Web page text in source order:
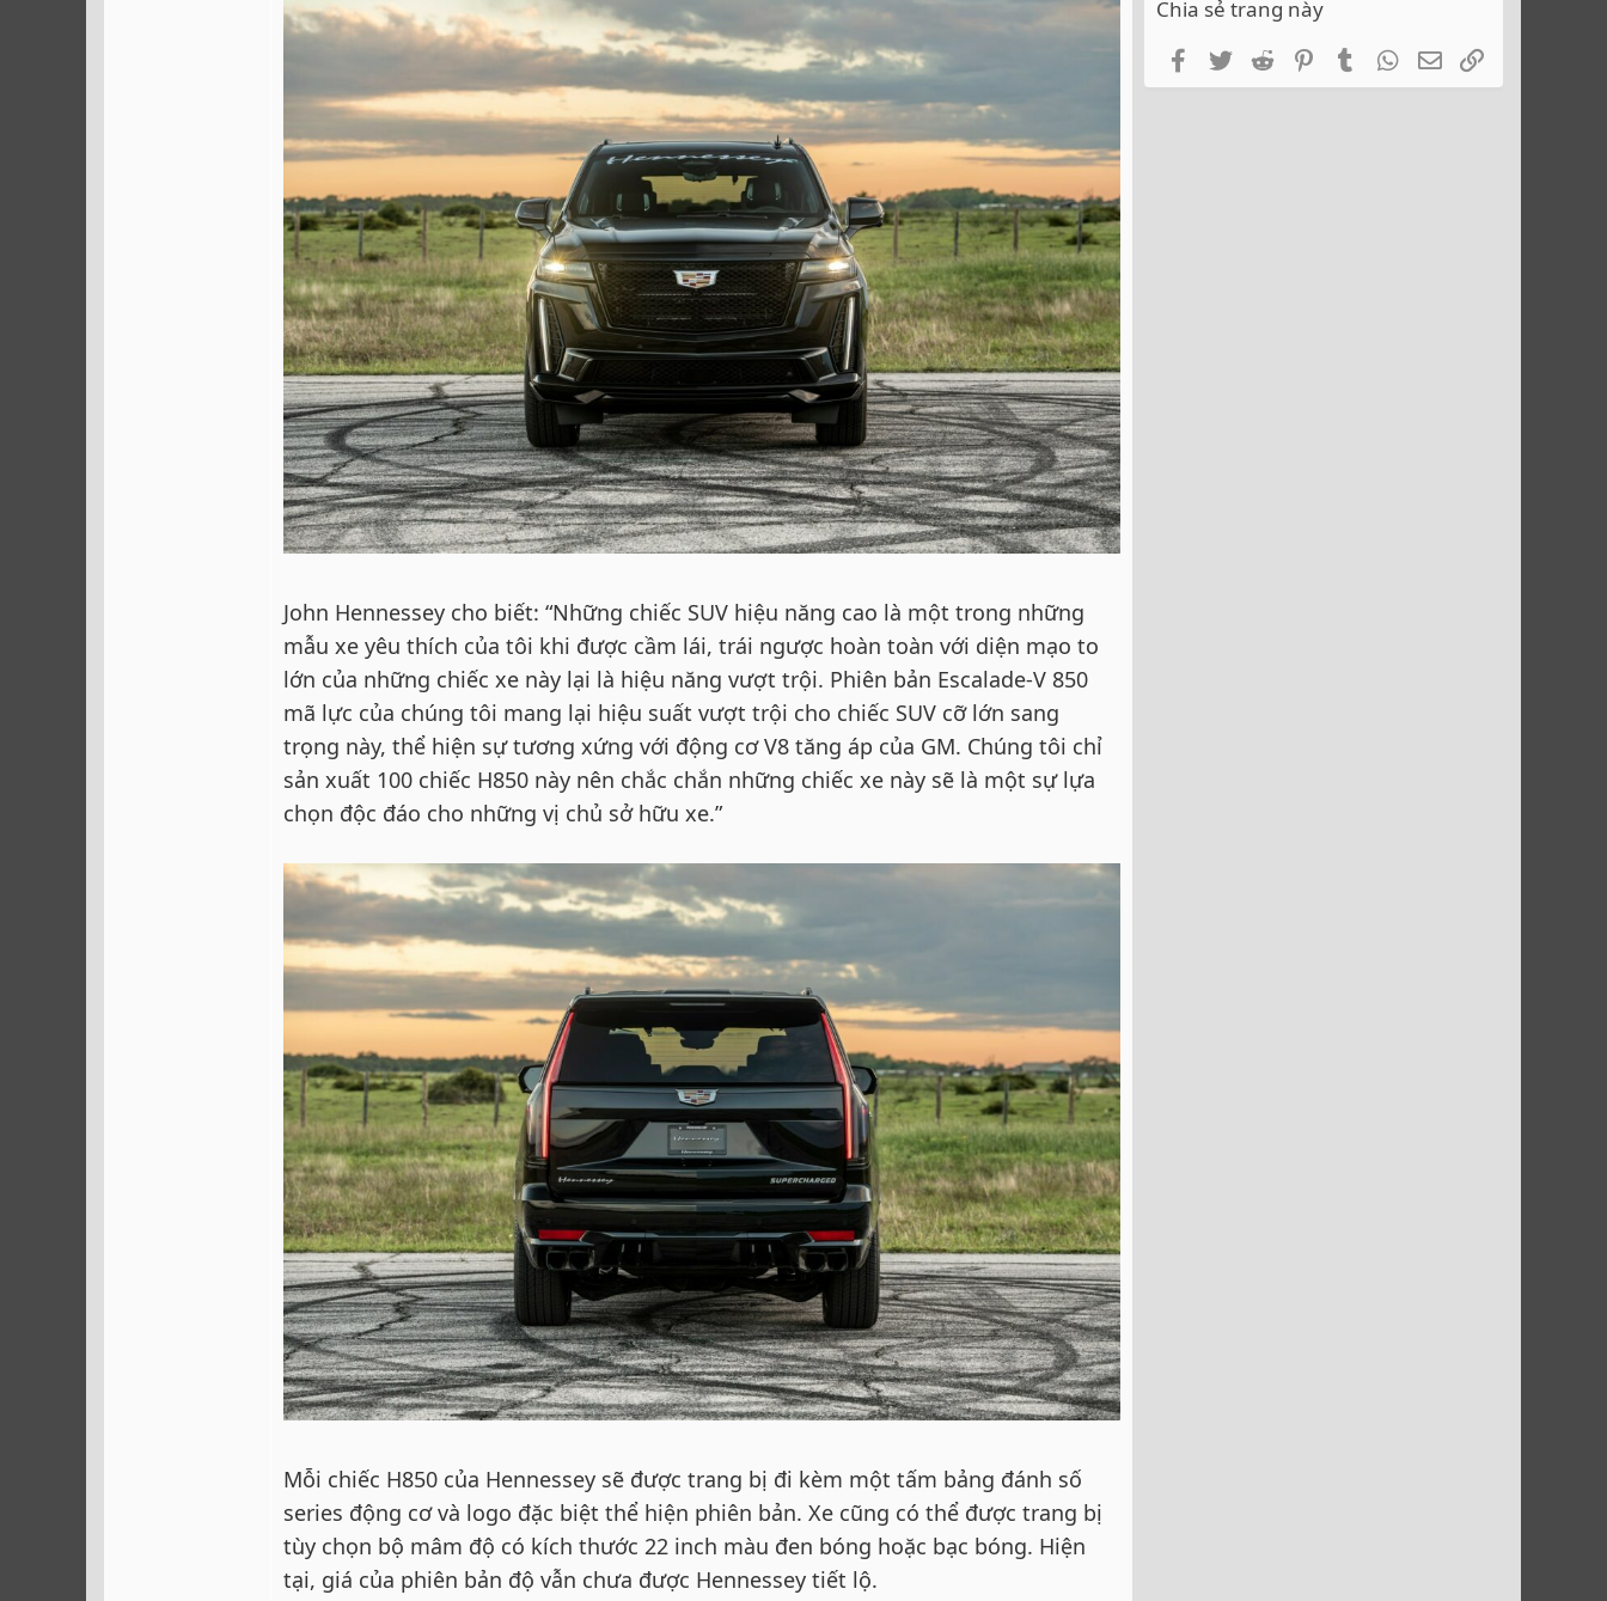
John Hennessey cho biết: “Những chiếc SUV hiệu năng cao là một trong những
mẫu xe yêu thích của tôi khi được cầm lái, trái ngược hoàn toàn với diện mạo to
lớn của những chiếc xe này lại là hiệu năng vượt trội. Phiên bản Escalade-V 850
mã lực của chúng tôi mang lại hiệu suất vượt trội cho chiếc SUV cỡ lớn sang
trọng này, thể hiện sự tương xứng với động cơ V8 tăng áp của GM. Chúng tôi chỉ
sản xuất 100 chiếc H850 này nên chắc chắn những chiếc xe này sẽ là một sự lựa
chọn độc đáo cho những vị chủ sở hữu xe.”
Mỗi chiếc H850 của Hennessey sẽ được trang bị đi kèm một tấm bảng đánh số
series động cơ và logo đặc biệt thể hiện phiên bản. Xe cũng có thể được trang bị
tùy chọn bộ mâm độ có kích thước 22 inch màu đen bóng hoặc bạc bóng. Hiện
tại, giá của phiên bản độ vẫn chưa được Hennessey tiết lộ.
Chia sẻ trang này
FacebookTwitterRedditPinterestTumblrWhatsApp
Email